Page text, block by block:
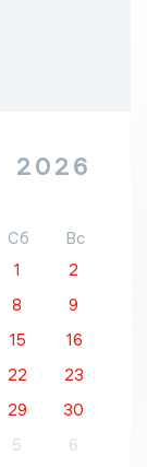
2026
Сб
Вс
1
2
8
9
15
16
22
23
29
30
5 6